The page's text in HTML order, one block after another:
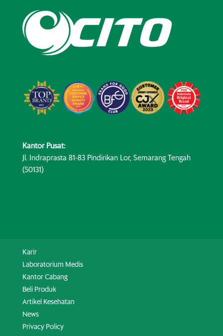
Kantor Pusat:
Jl. Indraprasta 81-83 Pindirikan Lor, Semarang Tengah
(50131)
Karir
Laboratorium Medis
Kantor Cabang
Beli Produk
Artikel Kesehatan
News
Privacy Policy